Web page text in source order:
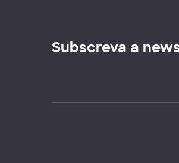
Subscreva a